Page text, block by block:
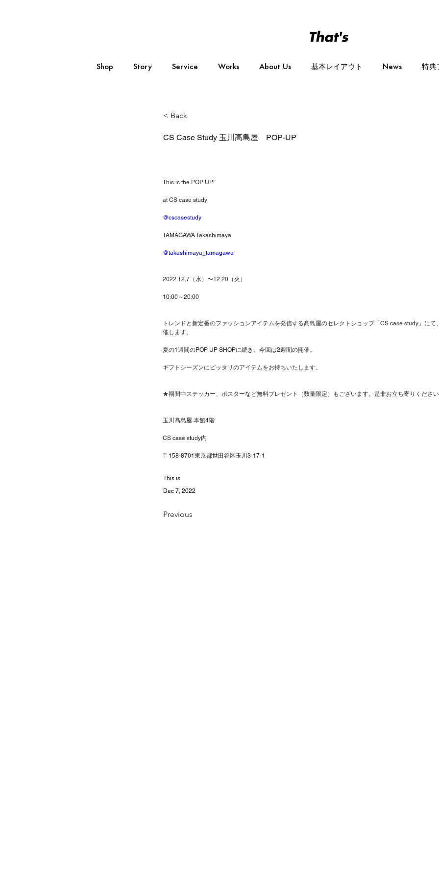
Shop Story Service Works About Us 基本レイアウト News 特典
< Back
CS Case Study 玉川高島屋 POP-UP
This is the POP UP!
at CS case study
@cscasestudy
TAMAGAWA Takashimaya
@takashimaya_tamagawa
2022.12.7（水）〜12.20（火）
10:00～20:00
トレンドと新定番のファッションアイテムを発信する髙島屋のセレクトショップ「CS case study」にて
催します。
夏の1週間のPOP UP SHOPに続き、今回は2週間の開催。
ギフトシーズンにピッタリのアイテムをお持ちいたします。
★期間中ステッカー、ポスターなど無料プレゼント（数量限定）もございます。是非お立ち寄りくださ
玉川髙島屋 本館4階
CS case study内
〒158-8701東京都世田谷区玉川3-17-1
This is
Dec 7, 2022
Previous